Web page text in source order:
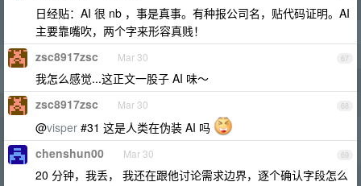
日经贴：AI 很 nb ，事是真事。有种报公司名，贴代码证明。AI
主要靠嘴吹，两个字来形容真贱！
67
zsc8917zsc Mar 30
我怎么感觉...这正文一股子 AI 味～
68
zsc8917zsc Mar 30
@visper #31 这是人类在伪装 AI 吗
69
chenshun00 Mar 30
20 分钟，我丢， 我还在跟他讨论需求边界，逐个确认字段怎么